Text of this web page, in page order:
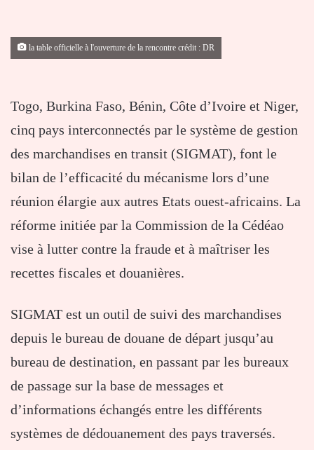
la table officielle à l'ouverture de la rencontre crédit : DR
Togo, Burkina Faso, Bénin, Côte d’Ivoire et Niger,
cinq pays interconnectés par le système de gestion
des marchandises en transit (SIGMAT), font le
bilan de l’efficacité du mécanisme lors d’une
réunion élargie aux autres Etats ouest-africains. La
réforme initiée par la Commission de la Cédéao
vise à lutter contre la fraude et à maîtriser les
recettes fiscales et douanières.
SIGMAT est un outil de suivi des marchandises
depuis le bureau de douane de départ jusqu’au
bureau de destination, en passant par les bureaux
de passage sur la base de messages et
d’informations échangés entre les différents
systèmes de dédouanement des pays traversés.